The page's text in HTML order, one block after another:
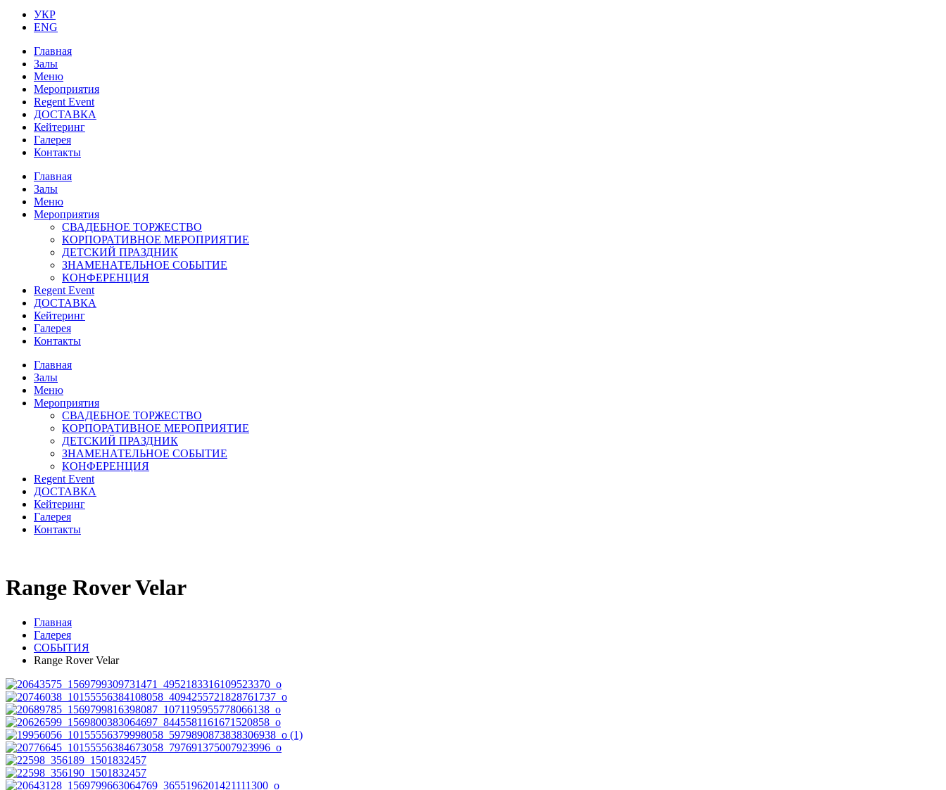
УКР
ENG
Главная
Залы
Меню
Мероприятия
Regent Event
ДОСТАВКА
Кейтеринг
Галерея
Контакты
Главная
Залы
Меню
Мероприятия
СВАДЕБНОЕ ТОРЖЕСТВО
КОРПОРАТИВНОЕ МЕРОПРИЯТИЕ
ДЕТСКИЙ ПРАЗДНИК
ЗНАМЕНАТЕЛЬНОЕ СОБЫТИЕ
КОНФЕРЕНЦИЯ
Regent Event
ДОСТАВКА
Кейтеринг
Галерея
Контакты
Главная
Залы
Меню
Мероприятия
СВАДЕБНОЕ ТОРЖЕСТВО
КОРПОРАТИВНОЕ МЕРОПРИЯТИЕ
ДЕТСКИЙ ПРАЗДНИК
ЗНАМЕНАТЕЛЬНОЕ СОБЫТИЕ
КОНФЕРЕНЦИЯ
Regent Event
ДОСТАВКА
Кейтеринг
Галерея
Контакты
Range Rover Velar
Главная
Галерея
СОБЫТИЯ
Range Rover Velar